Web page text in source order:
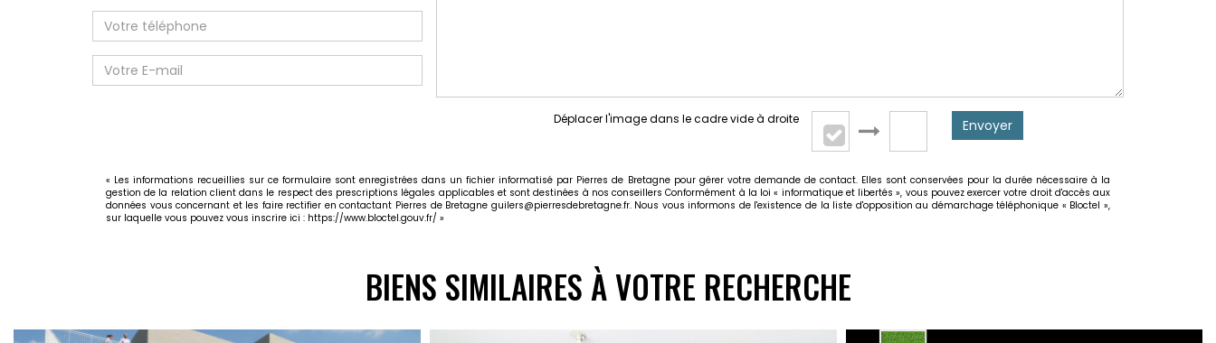
Déplacer l'image dans le cadre vide à droite Envoyer
« Les informations recueillies sur ce formulaire sont enregistrées dans un fichier informatisé par Pierres de Bretagne pour gérer votre demande de contact. Elles sont conservées pour la durée nécessaire à la
gestion de la relation client dans le respect des prescriptions légales applicables et sont destinées à nos conseillers Conformément à la loi « informatique et libertés », vous pouvez exercer votre droit d'accès aux
données vous concernant et les faire rectifier en contactant Pierres de Bretagne guilers@pierresdebretagne.fr. Nous vous informons de l'existence de la liste d'opposition au démarchage téléphonique « Bloctel »,
sur laquelle vous pouvez vous inscrire ici : https://www.bloctel.gouv.fr/ »
BIENS SIMILAIRES À VOTRE RECHERCHE